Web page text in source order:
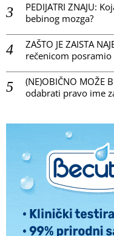
PEDIJATRI ZNAJU:
bebinog mozga?
ZAŠTO JE ZAISTA
rečenicom
(NE)OBIČNO MOŽE
odabrati pravo ime